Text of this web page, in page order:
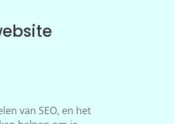
van SEO, en het